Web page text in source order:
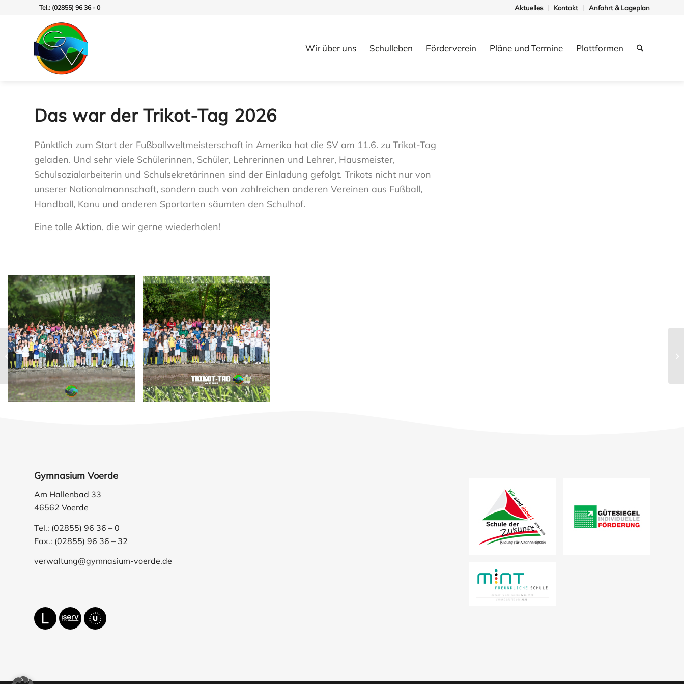
Aktuelles Kontakt Anfahrt & Lageplan
Tel.: (02855) 96 36 - 0
Wir über uns Schulleben Förderverein Pläne und Termine Plattformen
Das war der Trikot-Tag 2026
Pünktlich zum Start der Fußballweltmeisterschaft in Amerika hat die SV am 11.6. zu Trikot-Tag
geladen. Und sehr viele Schülerinnen, Schüler, Lehrerinnen und Lehrer, Hausmeister,
Schulsozialarbeiterin und Schulsekretärinnen sind der Einladung gefolgt. Trikots nicht nur von
unserer Nationalmannschaft, sondern auch von zahlreichen anderen Vereinen aus Fußball,
Handball, Kanu und anderen Sportarten säumten den Schulhof.
Eine tolle Aktion, die wir gerne wiederholen!
Trikot Tag 2026 Foto
Homepage 2
Trikot Tag 2026 Foto
Homepage 1
Gymnasium Voerde
Am Hallenbad 33
46562 Voerde
Tel.: (02855) 96 36 – 0
Fax.: (02855) 96 36 – 32
verwaltung@gymnasium-voerde.de
Das war die
Projektwoche 2026 am
GV